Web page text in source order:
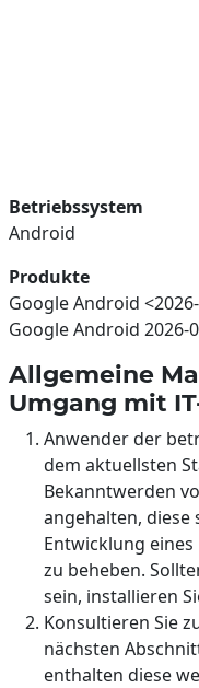
Betriebssystem
Android
Produkte
Google Android
Google Android 2026-
Allgemeine
Umgang mit
Anwender der
dem aktuellsten
Bekanntwerden
angehalten,
Entwicklung
zu beheben.
sein, installieren
Konsultieren Sie
nächsten
enthalten diese